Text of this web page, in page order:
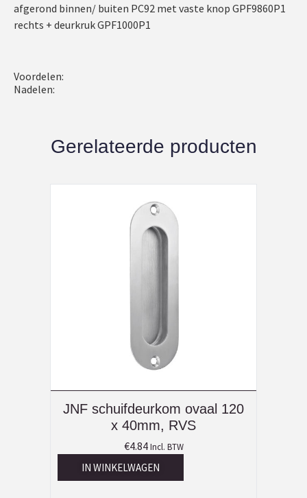
afgerond binnen/ buiten PC92 met vaste knop GPF9860P1
rechts + deurkruk GPF1000P1
Voordelen:
Nadelen:
Gerelateerde producten
JNF schuifdeurkom ovaal 120
x 40mm, RVS
€4.84 Incl. BTW
IN WINKELWAGEN